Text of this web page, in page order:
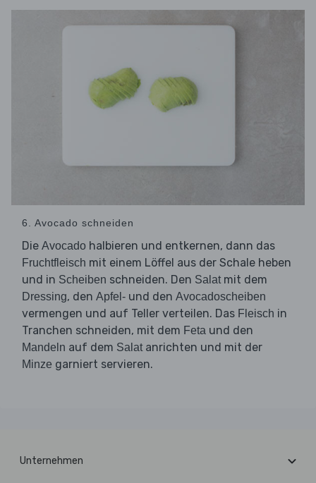
6. Avocado schneiden
Die Avocado halbieren und entkernen, dann das
Fruchtfleisch mit einem Löffel aus der Schale heben
und in Scheiben schneiden. Den Salatmit dem
Dressing, den Apfel- und den Avocadoscheiben
vermengen und auf Teller verteilen. Das Fleisch in
Tranchen schneiden, mit dem Feta und den
Mandeln auf dem Salatanrichten und mit der
Minze garniert servieren.
Unternehmen